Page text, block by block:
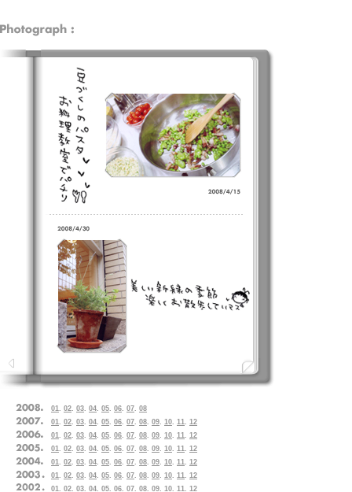
01. 02. 03. 04. 05. 06. 07. 08
01. 02. 03. 04. 05. 06. 07. 08. 09. 10. 11. 12
01. 02. 03. 04. 05. 06. 07. 08. 09. 10. 11. 12
01. 02. 03. 04. 05. 06. 07. 08. 09. 10. 11. 12
01. 02. 03. 04. 05. 06. 07. 08. 09. 10. 11. 12
01. 02. 03. 04. 05. 06. 07. 08. 09. 10. 11. 12
01. 02. 03. 04. 05. 06. 07. 08. 09. 10. 11. 12